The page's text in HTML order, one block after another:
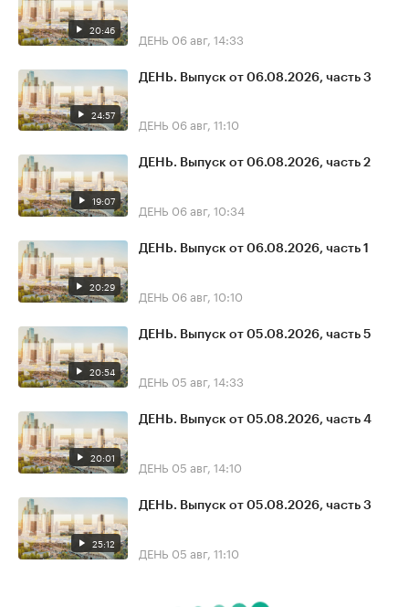
20:46 ДЕНЬ 06 авг, 14:33
24:57
ДЕНЬ. Выпуск от 06.08.2026, часть 3
ДЕНЬ 06 авг, 11:10
19:07
ДЕНЬ. Выпуск от 06.08.2026, часть 2
ДЕНЬ 06 авг, 10:34
20:29
ДЕНЬ. Выпуск от 06.08.2026, часть 1
ДЕНЬ 06 авг, 10:10
20:54
ДЕНЬ. Выпуск от 05.08.2026, часть 5
ДЕНЬ 05 авг, 14:33
20:01
ДЕНЬ. Выпуск от 05.08.2026, часть 4
ДЕНЬ 05 авг, 14:10
25:12
ДЕНЬ. Выпуск от 05.08.2026, часть 3
ДЕНЬ 05 авг, 11:10